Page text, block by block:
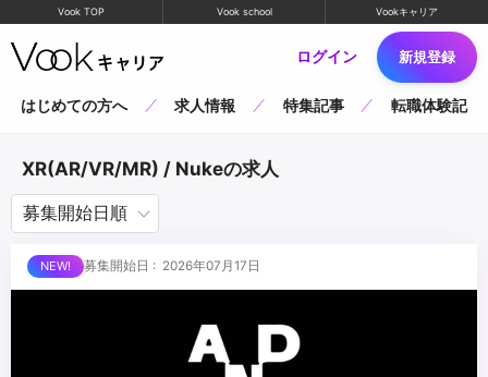
Vook TOP Vook school Vookキャリア
ログイン 新規登録
はじめての方へ 求人情報 特集記事 転職体験記
XR(AR/VR/MR) / Nukeの求人
募集開始日 : 2026年07月17日